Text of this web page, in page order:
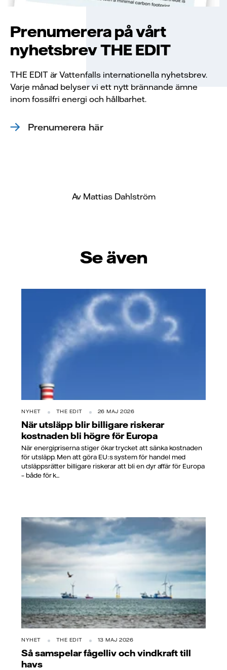
Prenumerera på vårt
nyhetsbrev THE EDIT
THE EDIT är Vattenfalls internationella nyhetsbrev.
Varje månad belyser vi ett nytt brännande ämne
inom fossilfri energi och hållbarhet.
Prenumerera här
Av Mattias Dahlström
Se även
NYHET THE EDIT 26 MAJ 2026
När utsläpp blir billigare riskerar
kostnaden bli högre för Europa
När energipriserna stiger ökar trycket att sänka kostnaden
för utsläpp. Men att göra EU:s system för handel med
utsläppsrätter billigare riskerar att bli en dyr affär för Europa
– både för k...
NYHET THE EDIT 13 MAJ 2026
Så samspelar fågelliv och vindkraft till
havs